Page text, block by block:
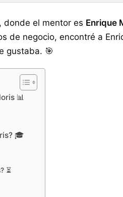
, donde el mentor es Enrique
de negocio, encontré a
gustaba. 🎯
📊
🎓
⏳